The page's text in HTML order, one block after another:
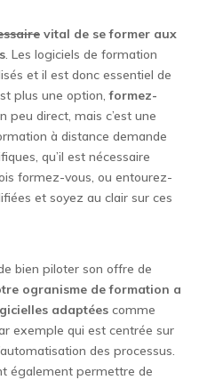
vital de se former aux
. Les logiciels de formation
et il est donc essentiel de
plus une option,formez-
peu direct, mais c’est une
à distance demande
qu’il est nécessaire
formez-vous, ou entourez-
et soyez au clair sur ces
bien piloter son offre de
ogranisme de formation a
adaptéescomme
exemple qui est centrée sur
des processus.
également permettre de